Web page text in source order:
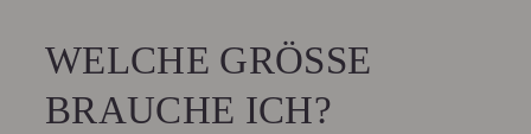
WELCHE GRÖSSE B
RAUCHE ICH?